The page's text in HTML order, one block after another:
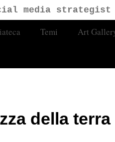
media strategist
Temi Art
della terra